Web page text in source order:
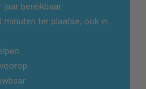
jaar bereikbaar
minuten ter plaatse, ook in